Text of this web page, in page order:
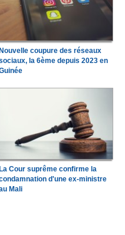
coupure des réseaux
la 6ème depuis 2023 en
La Cour suprême confirme la
d'une ex-ministre
Mali